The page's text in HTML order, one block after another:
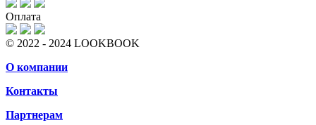
Оплата
© 2022 - 2024 LOOKBOOK
О компании
Контакты
Партнерам